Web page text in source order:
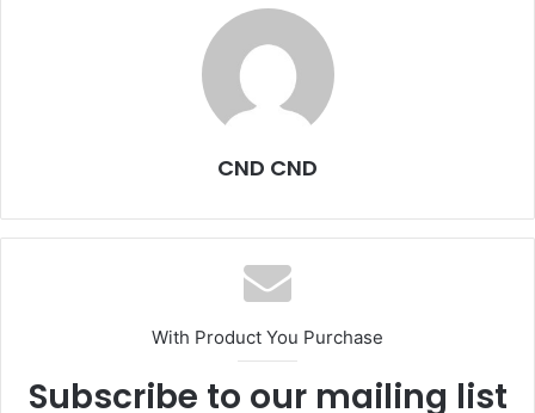
CND CND
With Product You Purchase
Subscribe to our mailing list